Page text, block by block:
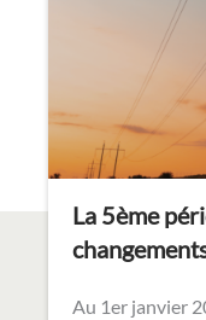
La 5ème
Au 1er janvier